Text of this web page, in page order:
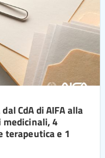
CdA di AIFA alla
4
terapeutica e 1